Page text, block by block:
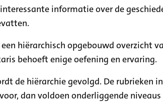
informatie over de
hiërarchisch opgebouwd overzicht
behoeft enige oefening en ervaring.
de hiërarchie gevolgd. De rubrieken
dan voldoen onderliggende